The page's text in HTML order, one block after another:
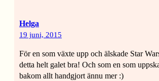
Helga
19 juni, 2015
För en som växte upp och älskade Star
detta helt galet bra! Och som en som
bakom allt handgjort ännu mer :)